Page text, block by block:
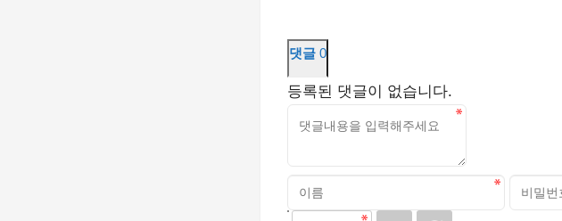
댓글 0
등록된 댓글이 없습니다.